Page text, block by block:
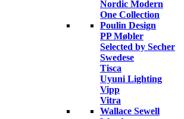
Nordic Modern
One Collection
Poulin Design
PP Møbler
Selected by Secher
Swedese
Tisca
Uyuni Lighting
Vipp
Vitra
Wallace Sewell